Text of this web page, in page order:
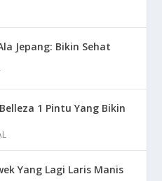
Jepang: Bikin Sehat
1 Pintu Yang Bikin
Yang Lagi Laris Manis